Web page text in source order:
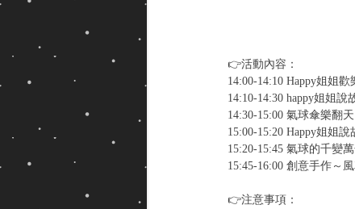
👉活動內容：
14:00-14:10 Happy姐姐歡
14:10-14:30 happy姐姐說
14:30-15:00 氣球傘樂翻天
15:00-15:20 Happy姐姐說
15:20-15:45 氣球的千變
15:45-16:00 創意手作～
👉注意事項：